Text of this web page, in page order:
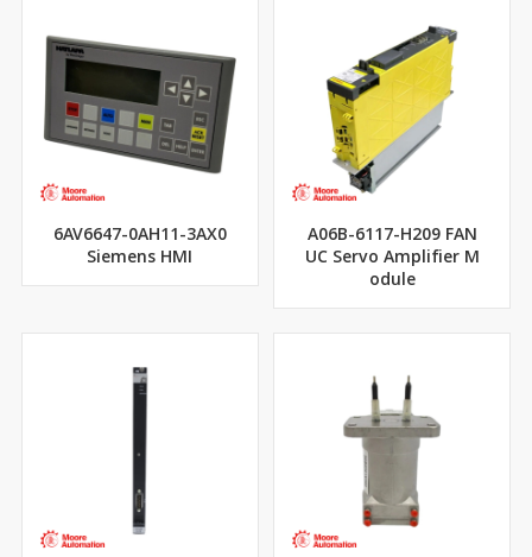
6AV6647-0AH11-3AX0
Siemens HMI
A06B-6117-H209 FAN
UC Servo Amplifier M
odule